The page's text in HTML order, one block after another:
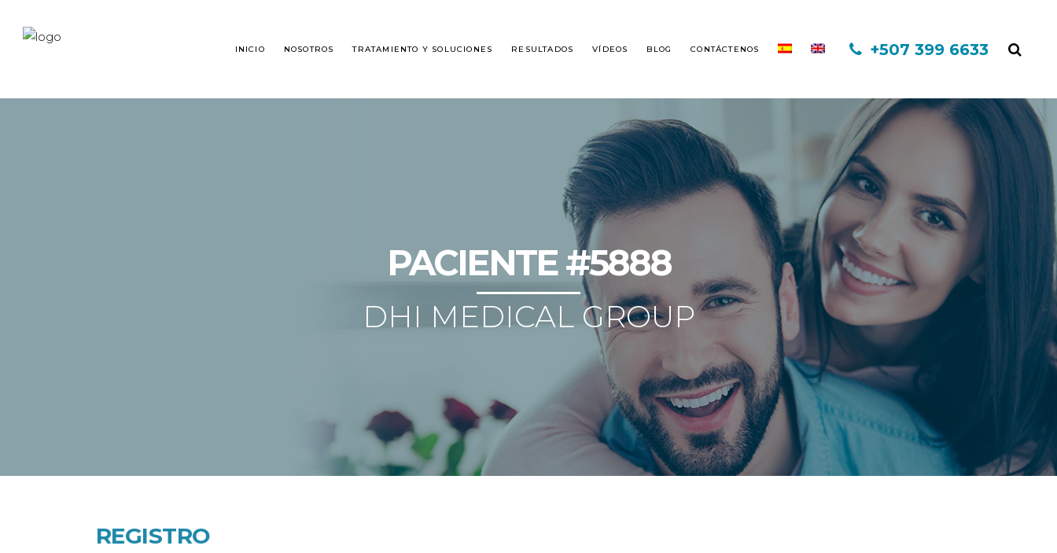
INICIO NOSOTROS TRATAMIENTO Y SOLUCIONES
ALOPECIA MASCULINA
ALOPECIA FEMENINA
EXO CAPILAR DHI
MINOXIDIL
FINASTERIDE
MESOTERAPIA
PLASMA RICO EN PLAQUETAS
TERAPIA INFORED
RESULTADOS VÍDEOS BLOG CONTÁCTENOS +507 399 6633
PACIENTE #5888
DHI MEDICAL GROUP
REGISTRO